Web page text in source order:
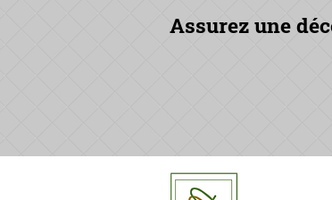
Assurez une